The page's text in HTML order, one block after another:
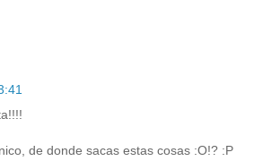
de donde sacas estas cosas :O!? :P